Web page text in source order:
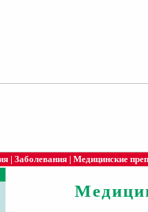
| Заболевания | Медицинские